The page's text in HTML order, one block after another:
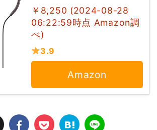
￥8,250 (2024-08-28
06:22:59時点 Amazon調
べ)
3.9
Amazon